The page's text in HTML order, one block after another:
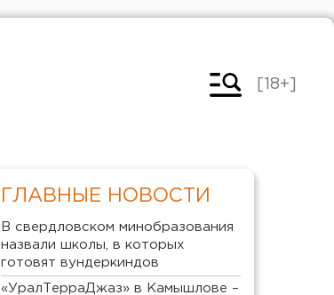
[18+]
ГЛАВНЫЕ НОВОСТИ
В свердловском минобразования
назвали школы, в которых
готовят вундеркиндов
«УралТерраДжаз» в Камышлове –